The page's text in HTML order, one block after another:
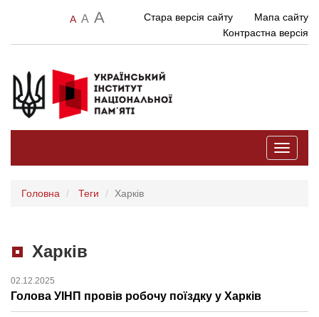
A A A Стара версія сайту
Мапа сайту
Контрастна версія
Toggle
Головна Теги Харків
Харків
02.12.2025
Голова УІНП провів робочу поїздку у Харків